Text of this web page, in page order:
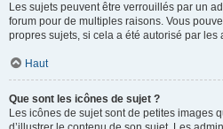
Les sujets peuvent être verrouillés par un
forum pour de multiples raisons. Vous
propres sujets, si cela a été autorisé par les
Haut
Que sont les icônes de sujet ?
Les icônes de sujet sont de petites images